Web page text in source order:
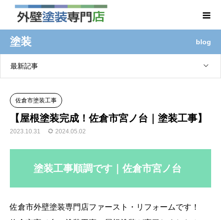
塗装 blog
最新記事
佐倉市塗装工事
【屋根塗装完成！佐倉市宮ノ台｜塗装工事】
2023.10.31 2024.05.02
塗装工事順調です｜佐倉市宮ノ台
佐倉市外壁塗装専門店ファースト・リフォームです！